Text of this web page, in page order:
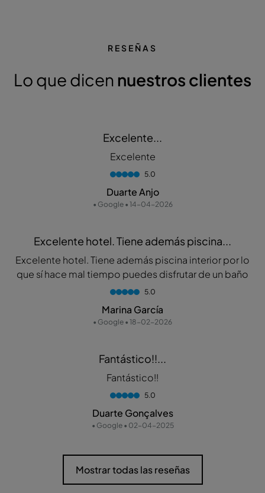
RESEÑAS
Lo que dicen nuestros clientes
Excelente...
Excelente
5.0
Duarte Anjo
• Google • 14-04-2026
Excelente hotel. Tiene además piscina...
Excelente hotel. Tiene además piscina interior por lo
que sí hace mal tiempo puedes disfrutar de un baño
5.0
Marina García
• Google • 18-02-2026
Fantástico!!...
Fantástico!!
5.0
Duarte Gonçalves
• Google • 02-04-2025
Mostrar todas las reseñas